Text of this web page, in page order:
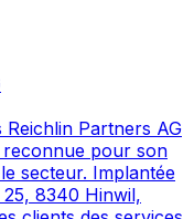
Partners AG
pour son
secteur. Implantée
25, 8340 Hinwil,